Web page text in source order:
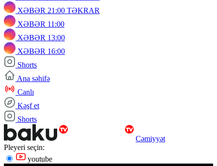
XƏBƏR 21:00 TƏKRAR
XƏBƏR 11:00
XƏBƏR 13:00
XƏBƏR 16:00
Shorts
Ana səhifə
Canlı
Kəşf et
Shorts
Cəmiyyət
Pleyeri seçin:
youtube